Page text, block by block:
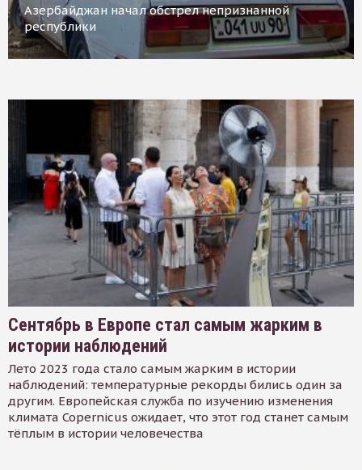
Азербайджан начал обстрел непризнанной
республики
Сентябрь в Европе стал самым жарким в
истории наблюдений
Лето 2023 года стало самым жарким в истории
наблюдений: температурные рекорды бились один за
другим. Европейская служба по изучению изменения
климата Copernicus ожидает, что этот год станет самым
тёплым в истории человечества